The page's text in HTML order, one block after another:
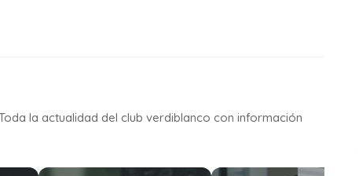
la actualidad del club verdiblanco con información